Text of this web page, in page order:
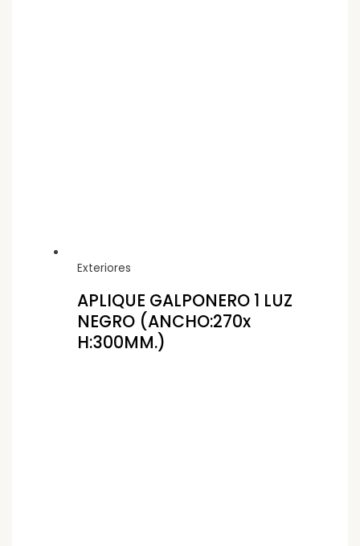
Exteriores
APLIQUE GALPONERO 1 LUZ
NEGRO (ANCHO:270x
H:300MM.)